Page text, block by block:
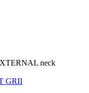
neck
GRII